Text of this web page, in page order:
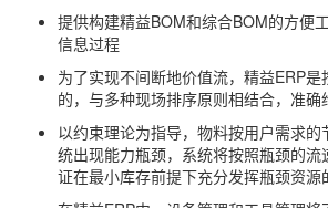
提供构建精益BOM和综合BOM的方便
信息过程
为了实现不间断地价值流，精益ERP
的，与多种现场排序原则相结合，准
以约束理论为指导，物料按用户需求
统出现能力瓶颈，系统将按照瓶颈的
证在最小库存前提下充分发挥瓶颈资源